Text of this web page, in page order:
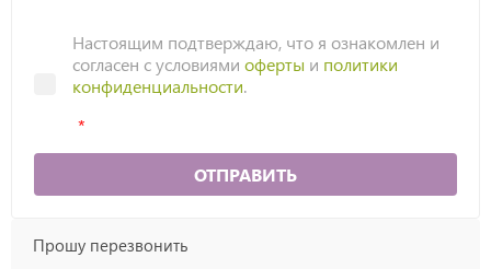
Настоящим подтверждаю, что я ознакомлен и
согласен с условиями оферты и политики
конфиденциальности.
ОТПРАВИТЬ
Прошу перезвонить